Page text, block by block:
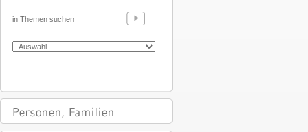
in Themen suchen